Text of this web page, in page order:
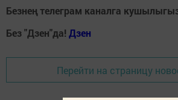
Безнең телеграм каналга
Без "Дзен"да! Дзен
Перейти на страницу